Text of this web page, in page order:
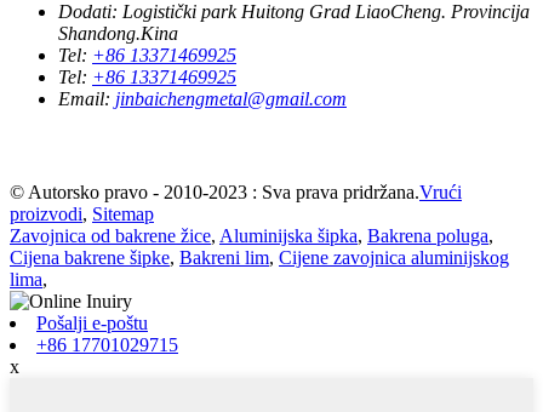
Dodati: Logistički park Huitong Grad LiaoCheng. Provincija
Shandong.Kina
Tel: +86 13371469925
Tel: +86 13371469925
Email: jinbaichengmetal@gmail.com
© Autorsko pravo - 2010-2023 : Sva prava pridržana.Vrući
proizvodi, Sitemap
Zavojnica od bakrene žice, Aluminijska šipka, Bakrena poluga,
Cijena bakrene šipke, Bakreni lim, Cijene zavojnica aluminijskog
lima,
Pošalji e-poštu
+86 17701029715
x